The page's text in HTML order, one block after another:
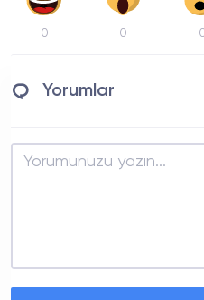
0 0
Yorumlar